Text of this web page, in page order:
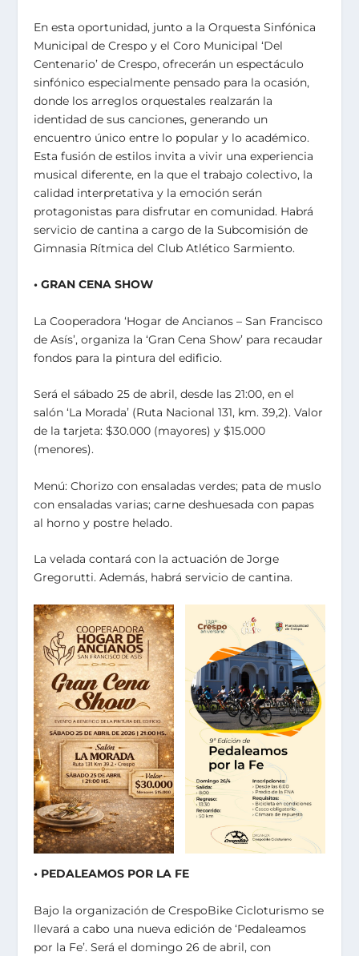
En esta oportunidad, junto a la Orquesta Sinfónica
Municipal de Crespo y el Coro Municipal ‘Del
Centenario’ de Crespo, ofrecerán un espectáculo
sinfónico especialmente pensado para la ocasión,
donde los arreglos orquestales realzarán la
identidad de sus canciones, generando un
encuentro único entre lo popular y lo académico.
Esta fusión de estilos invita a vivir una experiencia
musical diferente, en la que el trabajo colectivo, la
calidad interpretativa y la emoción serán
protagonistas para disfrutar en comunidad. Habrá
servicio de cantina a cargo de la Subcomisión de
Gimnasia Rítmica del Club Atlético Sarmiento.
• GRAN CENA SHOW
La Cooperadora ‘Hogar de Ancianos – San Francisco
de Asís’, organiza la ‘Gran Cena Show’ para recaudar
fondos para la pintura del edificio.
Será el sábado 25 de abril, desde las 21:00, en el
salón ‘La Morada’ (Ruta Nacional 131, km. 39,2). Valor
de la tarjeta: $30.000 (mayores) y $15.000
(menores).
Menú: Chorizo con ensaladas verdes; pata de muslo
con ensaladas varias; carne deshuesada con papas
al horno y postre helado.
La velada contará con la actuación de Jorge
Gregorutti. Además, habrá servicio de cantina.
• PEDALEAMOS POR LA FE
Bajo la organización de CrespoBike Cicloturismo se
llevará a cabo una nueva edición de ‘Pedaleamos
por la Fe’. Será el domingo 26 de abril, con